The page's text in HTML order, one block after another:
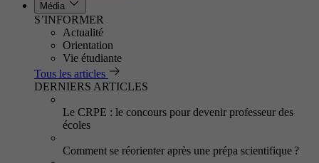
Média
S’INFORMER
Actualité
Orientation
Vie étudiante
Tous les articles
DERNIERS ARTICLES
Le CRPE : le concours pour devenir professeur des
écoles
Comment se réorienter après une prépa scientifique ?